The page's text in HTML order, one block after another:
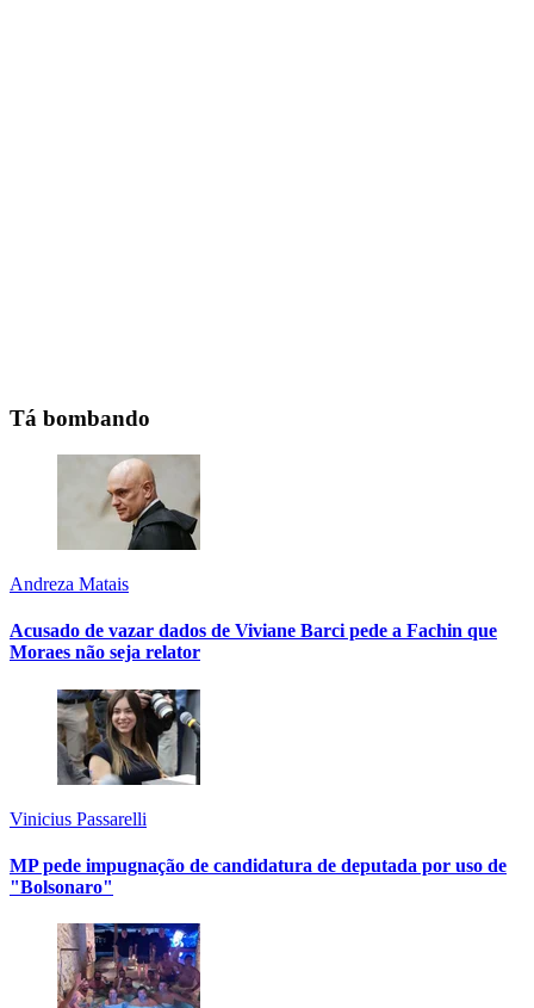
Tá bombando
Andreza Matais
Acusado de vazar dados de Viviane Barci pede a Fachin que
Moraes não seja relator
Vinicius Passarelli
MP pede impugnação de candidatura de deputada por uso de
"Bolsonaro"